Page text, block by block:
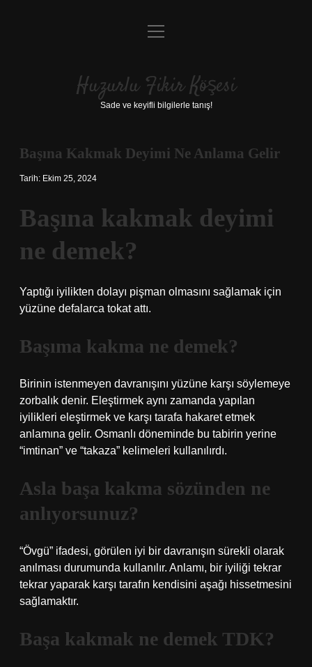
Anasayfa
Yasal Uyarı
menüyü
Huzurlu Fikir Köşesi
Sade ve keyifli bilgilerle tanış!
Başına Kakmak Deyimi Ne Anlama Gelir
Tarih: Ekim 25, 2024
Başına kakmak deyimi
ne demek?
Yaptığı iyilikten dolayı pişman olmasını sağlamak için
yüzüne defalarca tokat attı.
Başıma kakma ne demek?
Birinin istenmeyen davranışını yüzüne karşı söylemeye
zorbalık denir. Eleştirmek aynı zamanda yapılan
iyilikleri eleştirmek ve karşı tarafa hakaret etmek
anlamına gelir. Osmanlı döneminde bu tabirin yerine
“imtinan” ve “takaza” kelimeleri kullanılırdı.
Asla başa kakma sözünden ne
anlıyorsunuz?
“Övgü” ifadesi, görülen iyi bir davranışın sürekli olarak
anılması durumunda kullanılır. Anlamı, bir iyiliği tekrar
tekrar yaparak karşı tarafın kendisini aşağı hissetmesini
sağlamaktır.
Başa kakmak ne demek TDK?